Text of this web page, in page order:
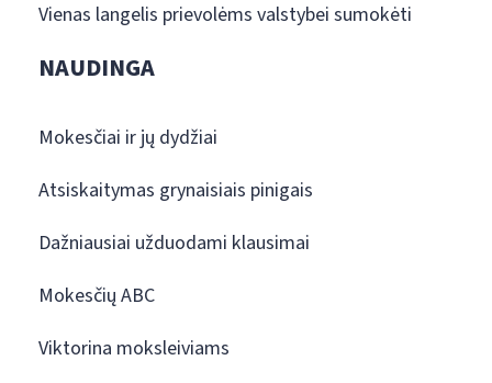
Vienas langelis prievolėms valstybei sumokėti
NAUDINGA
Mokesčiai ir jų dydžiai
Atsiskaitymas grynaisiais pinigais
Dažniausiai užduodami klausimai
Mokesčių ABC
Viktorina moksleiviams